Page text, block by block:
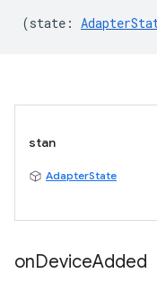
(state :
stan
AdapterState
onDeviceAdded